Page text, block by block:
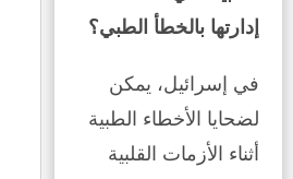
إدارتها بالخطأ الطبي؟
في إسرائيل، يمكن
لضحايا الأخطاء الطبية
أثناء الأزمات القلبية